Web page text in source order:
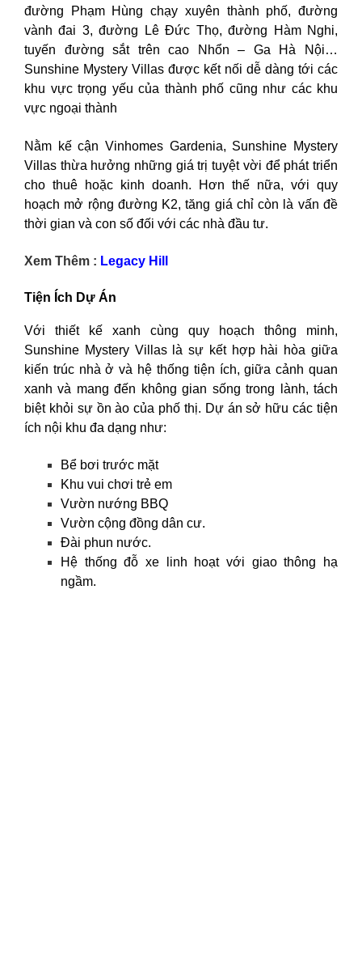
đường Phạm Hùng chạy xuyên thành phố, đường
vành đai 3, đường Lê Đức Thọ, đường Hàm Nghi,
tuyến đường sắt trên cao Nhổn – Ga Hà Nội…
Sunshine Mystery Villas được kết nối dễ dàng tới các
khu vực trọng yếu của thành phố cũng như các khu
vực ngoại thành
Nằm kế cận Vinhomes Gardenia, Sunshine Mystery
Villas thừa hưởng những giá trị tuyệt vời để phát triển
cho thuê hoặc kinh doanh. Hơn thế nữa, với quy
hoạch mở rộng đường K2, tăng giá chỉ còn là vấn đề
thời gian và con số đối với các nhà đầu tư.
Xem Thêm : Legacy Hill
Tiện Ích Dự Án
Với thiết kế xanh cùng quy hoạch thông minh,
Sunshine Mystery Villas là sự kết hợp hài hòa giữa
kiến trúc nhà ở và hệ thống tiện ích, giữa cảnh quan
xanh và mang đến không gian sống trong lành, tách
biệt khỏi sự ồn ào của phố thị. Dự án sở hữu các tiện
ích nội khu đa dạng như:
Bể bơi trước mặt
Khu vui chơi trẻ em
Vườn nướng BBQ
Vườn cộng đồng dân cư.
Đài phun nước.
Hệ thống đỗ xe linh hoạt với giao thông hạ
ngầm.